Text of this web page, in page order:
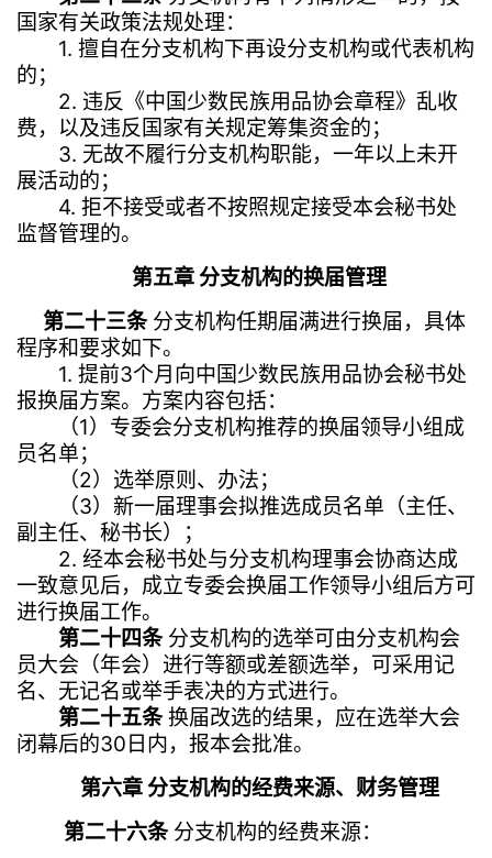
国家有关政策法规处理：
1. 擅自在分支机构下再设分支机构或代表机构
的；
2. 违反《中国少数民族用品协会章程》乱收
费，以及违反国家有关规定筹集资金的；
3. 无故不履行分支机构职能，一年以上未开
展活动的；
4. 拒不接受或者不按照规定接受本会秘书处
监督管理的。
第五章 分支机构的换届管理
第二十三条分支机构任期届满进行换届，具体
程序和要求如下。
1. 提前3个月向中国少数民族用品协会秘书处
报换届方案。方案内容包括：
（1）专委会分支机构推荐的换届领导小组成
员名单；
（2）选举原则、办法；
（3）新一届理事会拟推选成员名单（主任、
副主任、秘书长）；
2. 经本会秘书处与分支机构理事会协商达成
一致意见后，成立专委会换届工作领导小组后方可
进行换届工作。
第二十四条分支机构的选举可由分支机构会
员大会（年会）进行等额或差额选举，可采用记
名、无记名或举手表决的方式进行。
第二十五条换届改选的结果，应在选举大会
闭幕后的30日内，报本会批准。
第六章 分支机构的经费来源、财务管理
第二十六条分支机构的经费来源：